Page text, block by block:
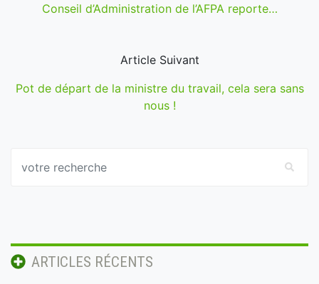
Conseil d’Administration de l’AFPA reporte…
Article Suivant
Pot de départ de la ministre du travail, cela sera sans
nous !
ARTICLES RÉCENTS